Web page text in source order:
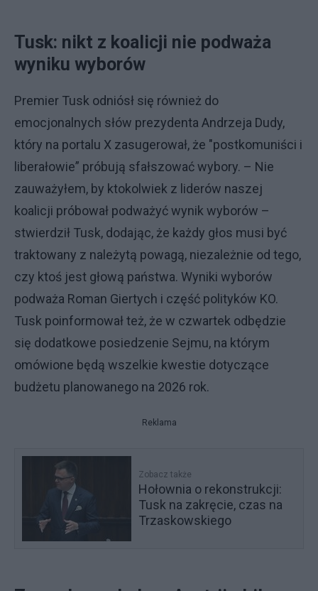
Tusk: nikt z koalicji nie podważa
wyniku wyborów
Premier Tusk odniósł się również do
emocjonalnych słów prezydenta Andrzeja Dudy,
który na portalu X zasugerował, że "postkomuniści i
liberałowie” próbują sfałszować wybory. – Nie
zauważyłem, by ktokolwiek z liderów naszej
koalicji próbował podważyć wynik wyborów –
stwierdził Tusk, dodając, że każdy głos musi być
traktowany z należytą powagą, niezależnie od tego,
czy ktoś jest głową państwa. Wyniki wyborów
podważa Roman Giertych i część polityków KO.
Tusk poinformował też, że w czwartek odbędzie
się dodatkowe posiedzenie Sejmu, na którym
omówione będą wszelkie kwestie dotyczące
budżetu planowanego na 2026 rok.
Reklama
Zobacz także
Hołownia o rekonstrukcji:
Tusk na zakręcie, czas na
Trzaskowskiego